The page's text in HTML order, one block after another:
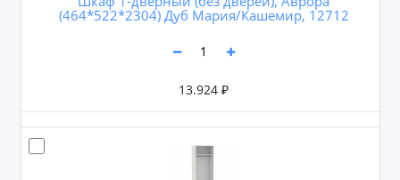
(464*522*2304) Дуб Мария/Кашемир, 12712
13.924 ₽